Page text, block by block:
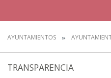
AYUNTAMIENTOS
TRANSPARENCIA